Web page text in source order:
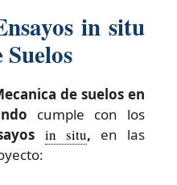
in situ
de suelos en
cumple con los
in situ, en las